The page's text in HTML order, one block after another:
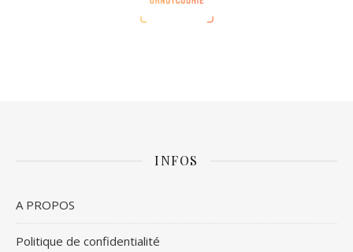
INFOS
A PROPOS
Politique de confidentialité